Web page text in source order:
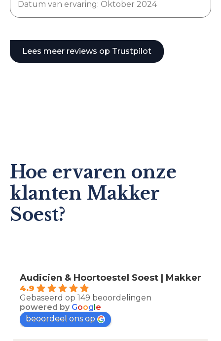
Datum van ervaring: Oktober 2024
Lees meer reviews op Trustpilot
Hoe ervaren onze
klanten Makker
Soest?
Audicien & Hoortoestel Soest | Makker
4.9
Gebaseerd op 149 beoordelingen
powered by Goog e
beoordeel ons op